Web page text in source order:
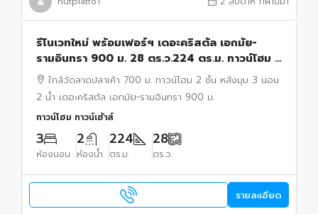
รีโนเวทใหม่ พร้อมเฟอร์ฯ เดอะคริสตัล เอกมัย-
รามอินทรา 900 ม. 28 ตร.ว.224 ตร.ม. ทาวน์โฮม 2
ชั้น 2 น้ำ ใกล้วัดลาดปลาเค้า 700 ม. หลังมุม 3 นอน
ใกล้วัดลาดปลาเค้า 700 ม. ทาวน์โฮม 2 ชั้น หลังมุม 3 นอน
2 น้ำ เดอะคริสตัล เอกมัย-รามอินทรา 900 ม.
ทาวน์โฮม ทาวน์เฮ้าส์
3
ห้องนอน
2
ห้องน้ำ
224
ตร.ม.
28
ตร.ว.
รายละเอียด